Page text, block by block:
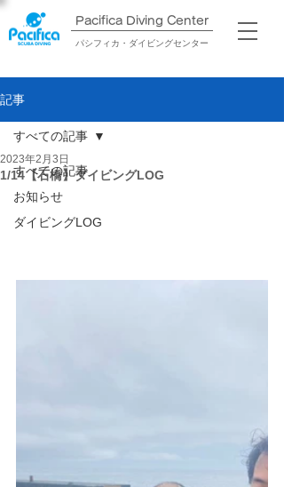
Pacifica Diving Center​
パシフィカ・ダイビングセンター
記事
すべての記事
お知らせ
ダイビングLOG
すべての記事
1/14【石橋】ダイビングLOG
2023年2月3日